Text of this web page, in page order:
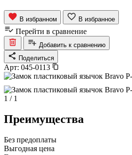
В избранном В избранное
Перейти в сравнение
Добавить к сравнению
Поделиться
Арт: 045-0113
1 / 1
Преимущества
Без предоплаты
Выгодная цена